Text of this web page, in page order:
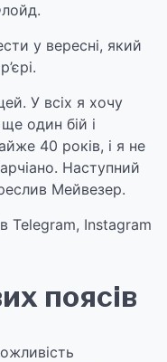
у вересні, який
У всіх я хочу
один бій і
40 років, і я не
Наступний
Мейвезер.
Telegram, Instagram
поясів